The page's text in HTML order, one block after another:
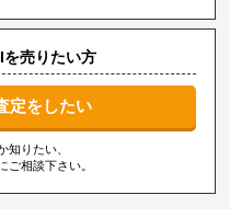
売りたい方
定をしたい
知りたい、
ご相談下さい。